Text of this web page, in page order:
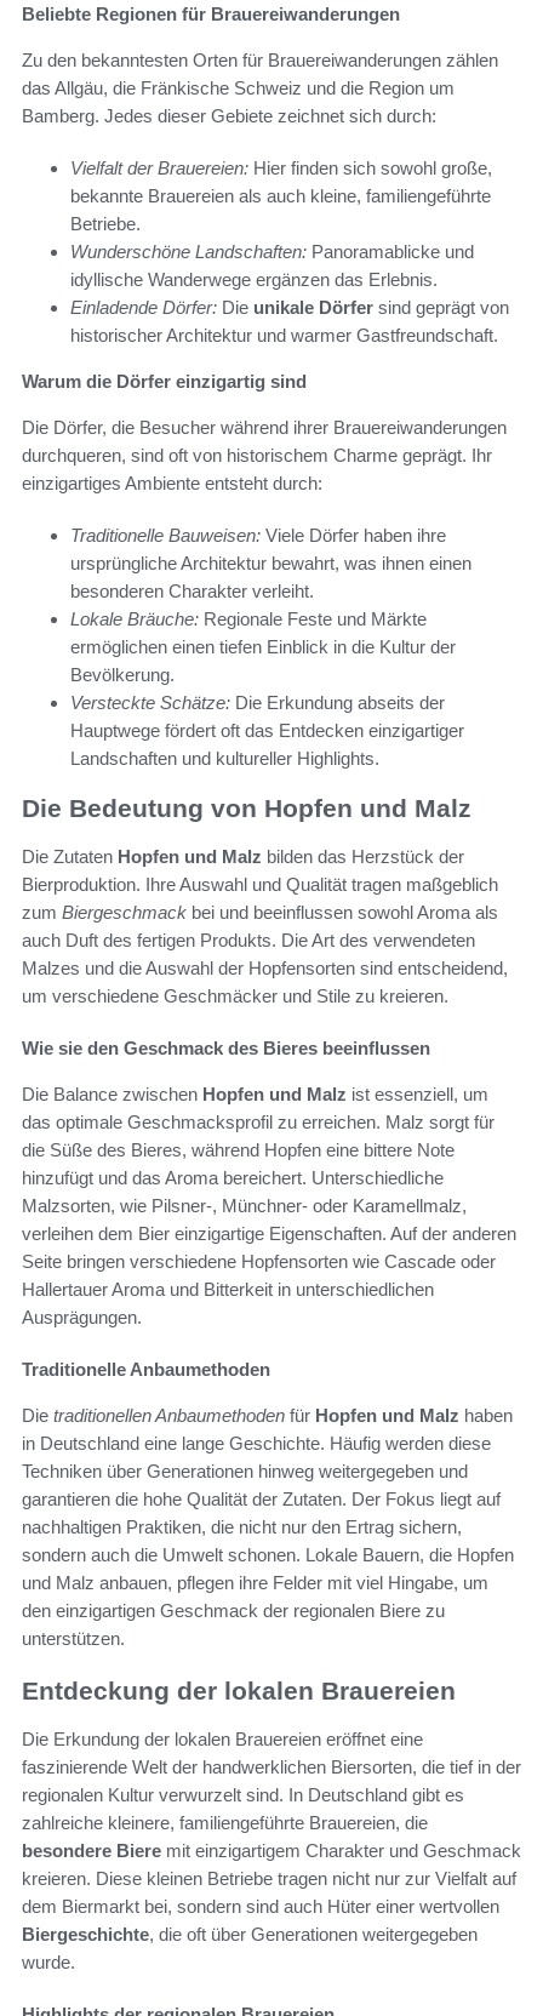
Beliebte Regionen für Brauereiwanderungen
Zu den bekanntesten Orten für Brauereiwanderungen zählen
das Allgäu, die Fränkische Schweiz und die Region um
Bamberg. Jedes dieser Gebiete zeichnet sich durch:
Vielfalt der Brauereien: Hier finden sich sowohl große,
bekannte Brauereien als auch kleine, familiengeführte
Betriebe.
Wunderschöne Landschaften: Panoramablicke und
idyllische Wanderwege ergänzen das Erlebnis.
Einladende Dörfer: Die unikale Dörfer sind geprägt von
historischer Architektur und warmer Gastfreundschaft.
Warum die Dörfer einzigartig sind
Die Dörfer, die Besucher während ihrer Brauereiwanderungen
durchqueren, sind oft von historischem Charme geprägt. Ihr
einzigartiges Ambiente entsteht durch:
Traditionelle Bauweisen: Viele Dörfer haben ihre
ursprüngliche Architektur bewahrt, was ihnen einen
besonderen Charakter verleiht.
Lokale Bräuche: Regionale Feste und Märkte
ermöglichen einen tiefen Einblick in die Kultur der
Bevölkerung.
Versteckte Schätze: Die Erkundung abseits der
Hauptwege fördert oft das Entdecken einzigartiger
Landschaften und kultureller Highlights.
Die Bedeutung von Hopfen und Malz
Die Zutaten Hopfen und Malz bilden das Herzstück der
Bierproduktion. Ihre Auswahl und Qualität tragen maßgeblich
zum Biergeschmack bei und beeinflussen sowohl Aroma als
auch Duft des fertigen Produkts. Die Art des verwendeten
Malzes und die Auswahl der Hopfensorten sind entscheidend,
um verschiedene Geschmäcker und Stile zu kreieren.
Wie sie den Geschmack des Bieres beeinflussen
Die Balance zwischen Hopfen und Malz ist essenziell, um
das optimale Geschmacksprofil zu erreichen. Malz sorgt für
die Süße des Bieres, während Hopfen eine bittere Note
hinzufügt und das Aroma bereichert. Unterschiedliche
Malzsorten, wie Pilsner-, Münchner- oder Karamellmalz,
verleihen dem Bier einzigartige Eigenschaften. Auf der anderen
Seite bringen verschiedene Hopfensorten wie Cascade oder
Hallertauer Aroma und Bitterkeit in unterschiedlichen
Ausprägungen.
Traditionelle Anbaumethoden
Die traditionellen Anbaumethoden für Hopfen und Malz haben
in Deutschland eine lange Geschichte. Häufig werden diese
Techniken über Generationen hinweg weitergegeben und
garantieren die hohe Qualität der Zutaten. Der Fokus liegt auf
nachhaltigen Praktiken, die nicht nur den Ertrag sichern,
sondern auch die Umwelt schonen. Lokale Bauern, die Hopfen
und Malz anbauen, pflegen ihre Felder mit viel Hingabe, um
den einzigartigen Geschmack der regionalen Biere zu
unterstützen.
Entdeckung der lokalen Brauereien
Die Erkundung der lokalen Brauereien eröffnet eine
faszinierende Welt der handwerklichen Biersorten, die tief in der
regionalen Kultur verwurzelt sind. In Deutschland gibt es
zahlreiche kleinere, familiengeführte Brauereien, die
besondere Biere mit einzigartigem Charakter und Geschmack
kreieren. Diese kleinen Betriebe tragen nicht nur zur Vielfalt auf
dem Biermarkt bei, sondern sind auch Hüter einer wertvollen
Biergeschichte, die oft über Generationen weitergegeben
wurde.